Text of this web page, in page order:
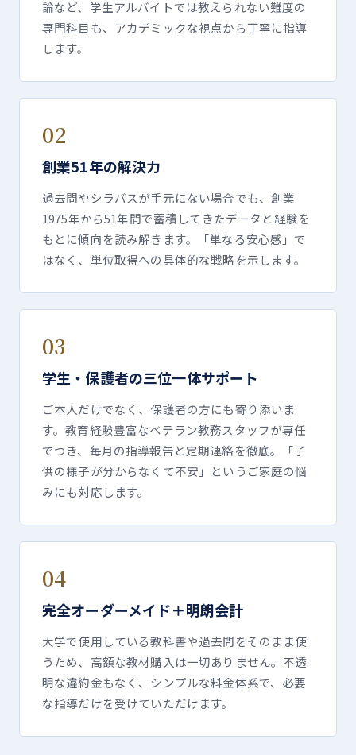
論など、学生アルバイトでは教えられない難度の
専門科目も、アカデミックな視点から丁寧に指導
します。
02
創業51年の解決力
過去問やシラバスが手元にない場合でも、創業
1975年から51年間で蓄積してきたデータと経験を
もとに傾向を読み解きます。「単なる安心感」で
はなく、単位取得への具体的な戦略を示します。
03
学生・保護者の三位一体サポート
ご本人だけでなく、保護者の方にも寄り添いま
す。教育経験豊富なベテラン教務スタッフが専任
でつき、毎月の指導報告と定期連絡を徹底。「子
供の様子が分からなくて不安」というご家庭の悩
みにも対応します。
04
完全オーダーメイド＋明朗会計
大学で使用している教科書や過去問をそのまま使
うため、高額な教材購入は一切ありません。不透
明な違約金もなく、シンプルな料金体系で、必要
な指導だけを受けていただけます。